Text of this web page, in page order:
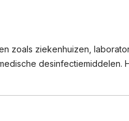
zoals ziekenhuizen,
desinfectiemiddelen.